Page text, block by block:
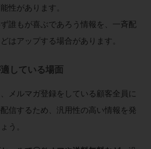
性があります。
誰もが喜ぶであろう情報を、一斉配
はアップする場合があります。
している場面
メルマガ登録をしている顧客全員に
信するため、汎用性の高い情報を発
う。